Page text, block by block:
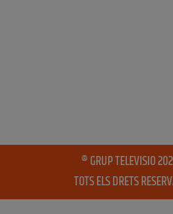
® GRUP TELEVISIO
TOTS ELS DRETS